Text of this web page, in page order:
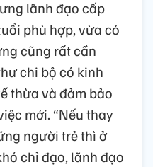
lãnh đạo cấp
phù hợp, vừa có
cũng rất cần
chi bộ có kinh
thừa và đảm bảo
mới. “Nếu thay
người trẻ thì ở
chỉ đạo, lãnh đạo